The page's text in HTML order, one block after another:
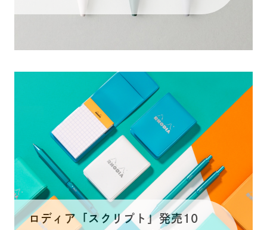
ロディア「スクリプト」発売10